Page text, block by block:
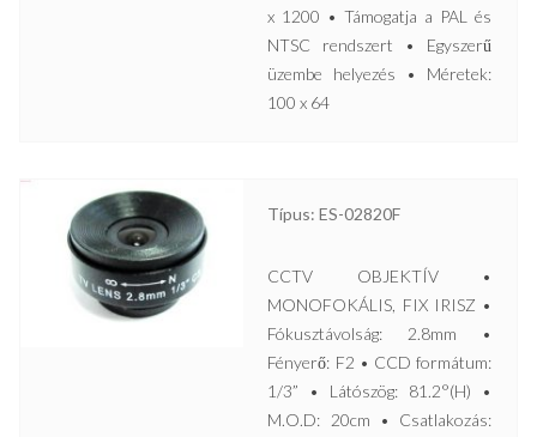
x 1200 • Támogatja a PAL és
NTSC rendszert • Egyszerű
üzembe helyezés • Méretek:
100 x 64
Típus: ES-02820F
CCTV OBJEKTÍV •
MONOFOKÁLIS, FIX IRISZ •
Fókusztávolság: 2.8mm •
Fényerő: F2 • CCD formátum:
1/3” • Látószög: 81.2°(H) •
M.O.D: 20cm • Csatlakozás: